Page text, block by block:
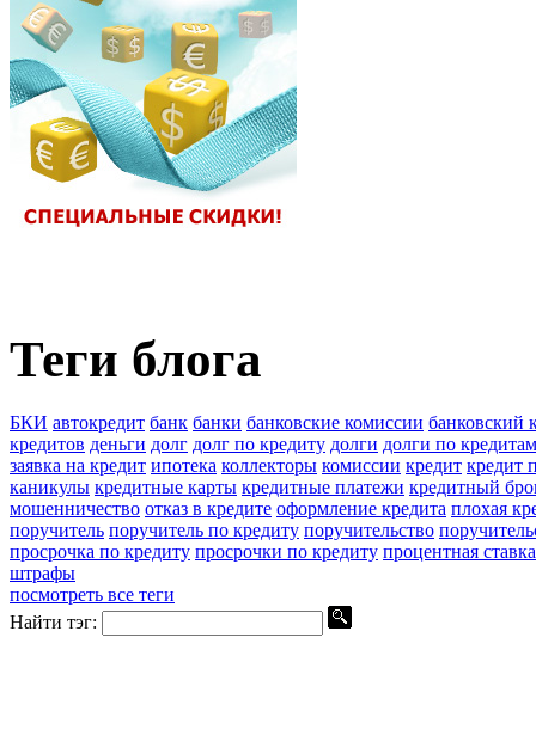
Теги блога
БКИ автокредит банк банки банковские комиссии банковский
кредитов деньги долг долг по кредиту долги долги по кредитам
заявка на кредит ипотека коллекторы комиссии кредит кредит
каникулы кредитные карты кредитные платежи кредитный
мошенничество отказ в кредите оформление кредита плохая
поручитель поручитель по кредиту поручительство
просрочка по кредиту просрочки по кредиту процентная ставка
штрафы
посмотреть все теги
Найти тэг: